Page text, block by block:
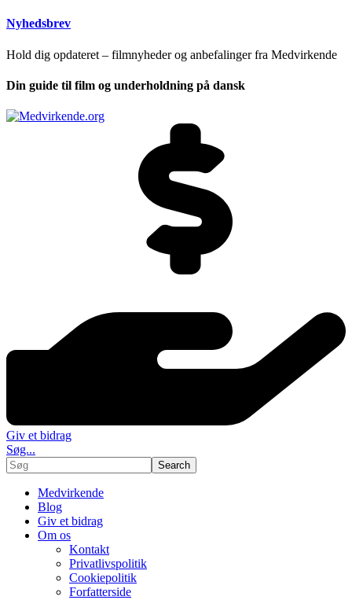
Nyhedsbrev
Hold dig opdateret – filmnyheder og anbefalinger fra Medvirkende
Din guide til film og underholdning på dansk
Giv et bidrag
Søg...
Medvirkende
Blog
Giv et bidrag
Om os
Kontakt
Privatlivspolitik
Cookiepolitik
Forfatterside